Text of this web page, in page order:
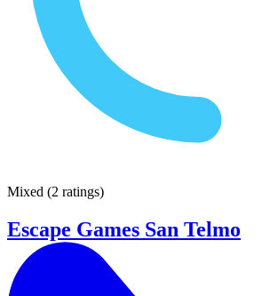
Mixed (2 ratings)
Escape Games San Telmo